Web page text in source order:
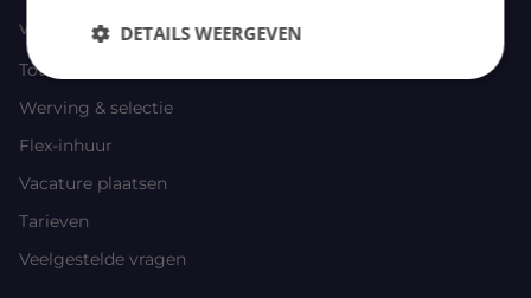
VOOR WERKGEVERS
Total Driver Management
Werving & selectie
Flex-inhuur
Vacature plaatsen
Tarieven
Veelgestelde vragen
DETAILS WEERGEVEN